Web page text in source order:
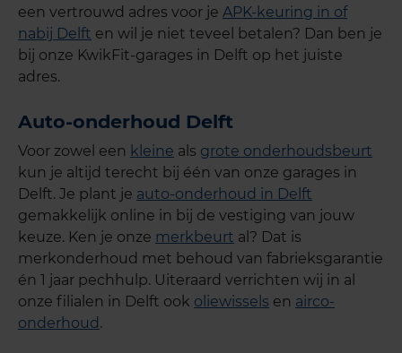
een vertrouwd adres voor je APK-keuring in of
nabij Delft en wil je niet teveel betalen? Dan ben je
bij onze KwikFit-garages in Delft op het juiste
adres.
Auto-onderhoud Delft
Voor zowel een kleine als grote onderhoudsbeurt
kun je altijd terecht bij één van onze garages in
Delft. Je plant je auto-onderhoud in Delft
gemakkelijk online in bij de vestiging van jouw
keuze. Ken je onze merkbeurt al? Dat is
merkonderhoud met behoud van fabrieksgarantie
én 1 jaar pechhulp. Uiteraard verrichten wij in al
onze filialen in Delft ook oliewissels en airco-
onderhoud .